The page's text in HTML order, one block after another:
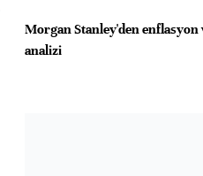
Morgan Stanley'den enflasyon
analizi